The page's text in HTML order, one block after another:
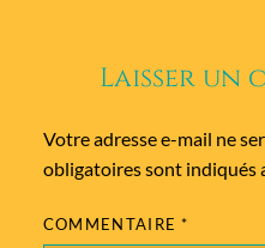
Laisser un
Votre adresse e-mail ne
obligatoires sont indiqués
COMMENTAIRE*